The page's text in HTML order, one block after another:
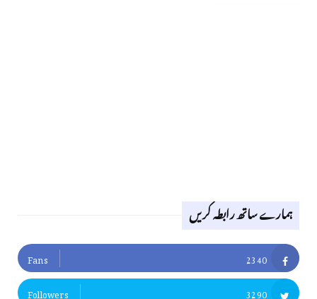
ہمارے ساتھ رابطہ کریں
2340
Fans
3290
Followers